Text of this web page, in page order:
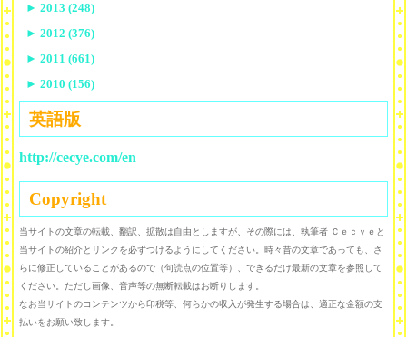
► 2013 (248)
► 2012 (376)
► 2011 (661)
► 2010 (156)
英語版
http://cecye.com/en
Copyright
当サイトの文章の転載、翻訳、拡散は自由としますが、その際には、執筆者 Ｃｅｃｙｅと
当サイトの紹介とリンクを必ずつけるようにしてください。時々昔の文章であっても、さ
らに修正していることがあるので（句読点の位置等）、できるだけ最新の文章を参照して
ください。ただし画像、音声等の無断転載はお断りします。
なお当サイトのコンテンツから印税等、何らかの収入が発生する場合は、適正な金額の支
払いをお願い致します。